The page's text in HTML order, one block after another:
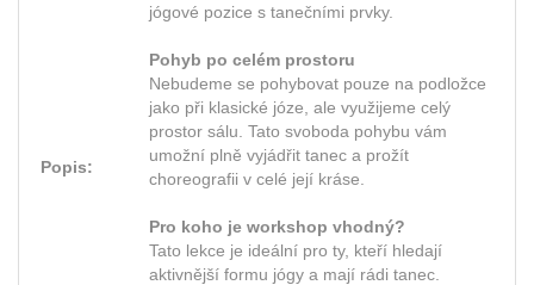
Popis:
jógové pozice s tanečními prvky.
Pohyb po celém prostoru
Nebudeme se pohybovat pouze na podložce
jako při klasické józe, ale využijeme celý
prostor sálu. Tato svoboda pohybu vám
umožní plně vyjádřit tanec a prožít
choreografii v celé její kráse.
Pro koho je workshop vhodný?
Tato lekce je ideální pro ty, kteří hledají
aktivnější formu jógy a mají rádi tanec.